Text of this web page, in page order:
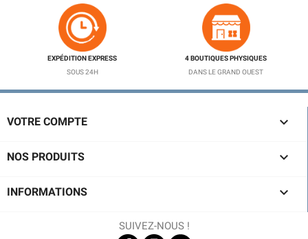
EXPÉDITION EXPRESS
SOUS 24H
4 BOUTIQUES PHYSIQUES
DANS LE GRAND OUEST
VOTRE COMPTE 
NOS PRODUITS 
INFORMATIONS 
SUIVEZ-NOUS !